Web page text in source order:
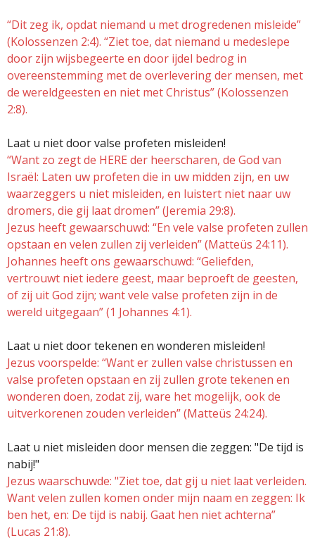
“Dit zeg ik, opdat niemand u met drogredenen misleide”
(Kolossenzen 2:4). “Ziet toe, dat niemand u medeslepe
door zijn wijsbegeerte en door ijdel bedrog in
overeenstemming met de overlevering der mensen, met
de wereldgeesten en niet met Christus” (Kolossenzen
2:8).
Laat u niet door valse profeten misleiden!
“Want zo zegt de HERE der heerscharen, de God van
Israël: Laten uw profeten die in uw midden zijn, en uw
waarzeggers u niet misleiden, en luistert niet naar uw
dromers, die gij laat dromen” (Jeremia 29:8).
Jezus heeft gewaarschuwd: “En vele valse profeten zullen
opstaan en velen zullen zij verleiden” (Matteüs 24:11).
Johannes heeft ons gewaarschuwd: “Geliefden,
vertrouwt niet iedere geest, maar beproeft de geesten,
of zij uit God zijn; want vele valse profeten zijn in de
wereld uitgegaan” (1 Johannes 4:1).
Laat u niet door tekenen en wonderen misleiden!
Jezus voorspelde: “Want er zullen valse christussen en
valse profeten opstaan en zij zullen grote tekenen en
wonderen doen, zodat zij, ware het mogelijk, ook de
uitverkorenen zouden verleiden” (Matteüs 24:24).
Laat u niet misleiden door mensen die zeggen: "De tijd is
nabij!"
Jezus waarschuwde: "Ziet toe, dat gij u niet laat verleiden.
Want velen zullen komen onder mijn naam en zeggen: Ik
ben het, en: De tijd is nabij. Gaat hen niet achterna”
(Lucas 21:8).